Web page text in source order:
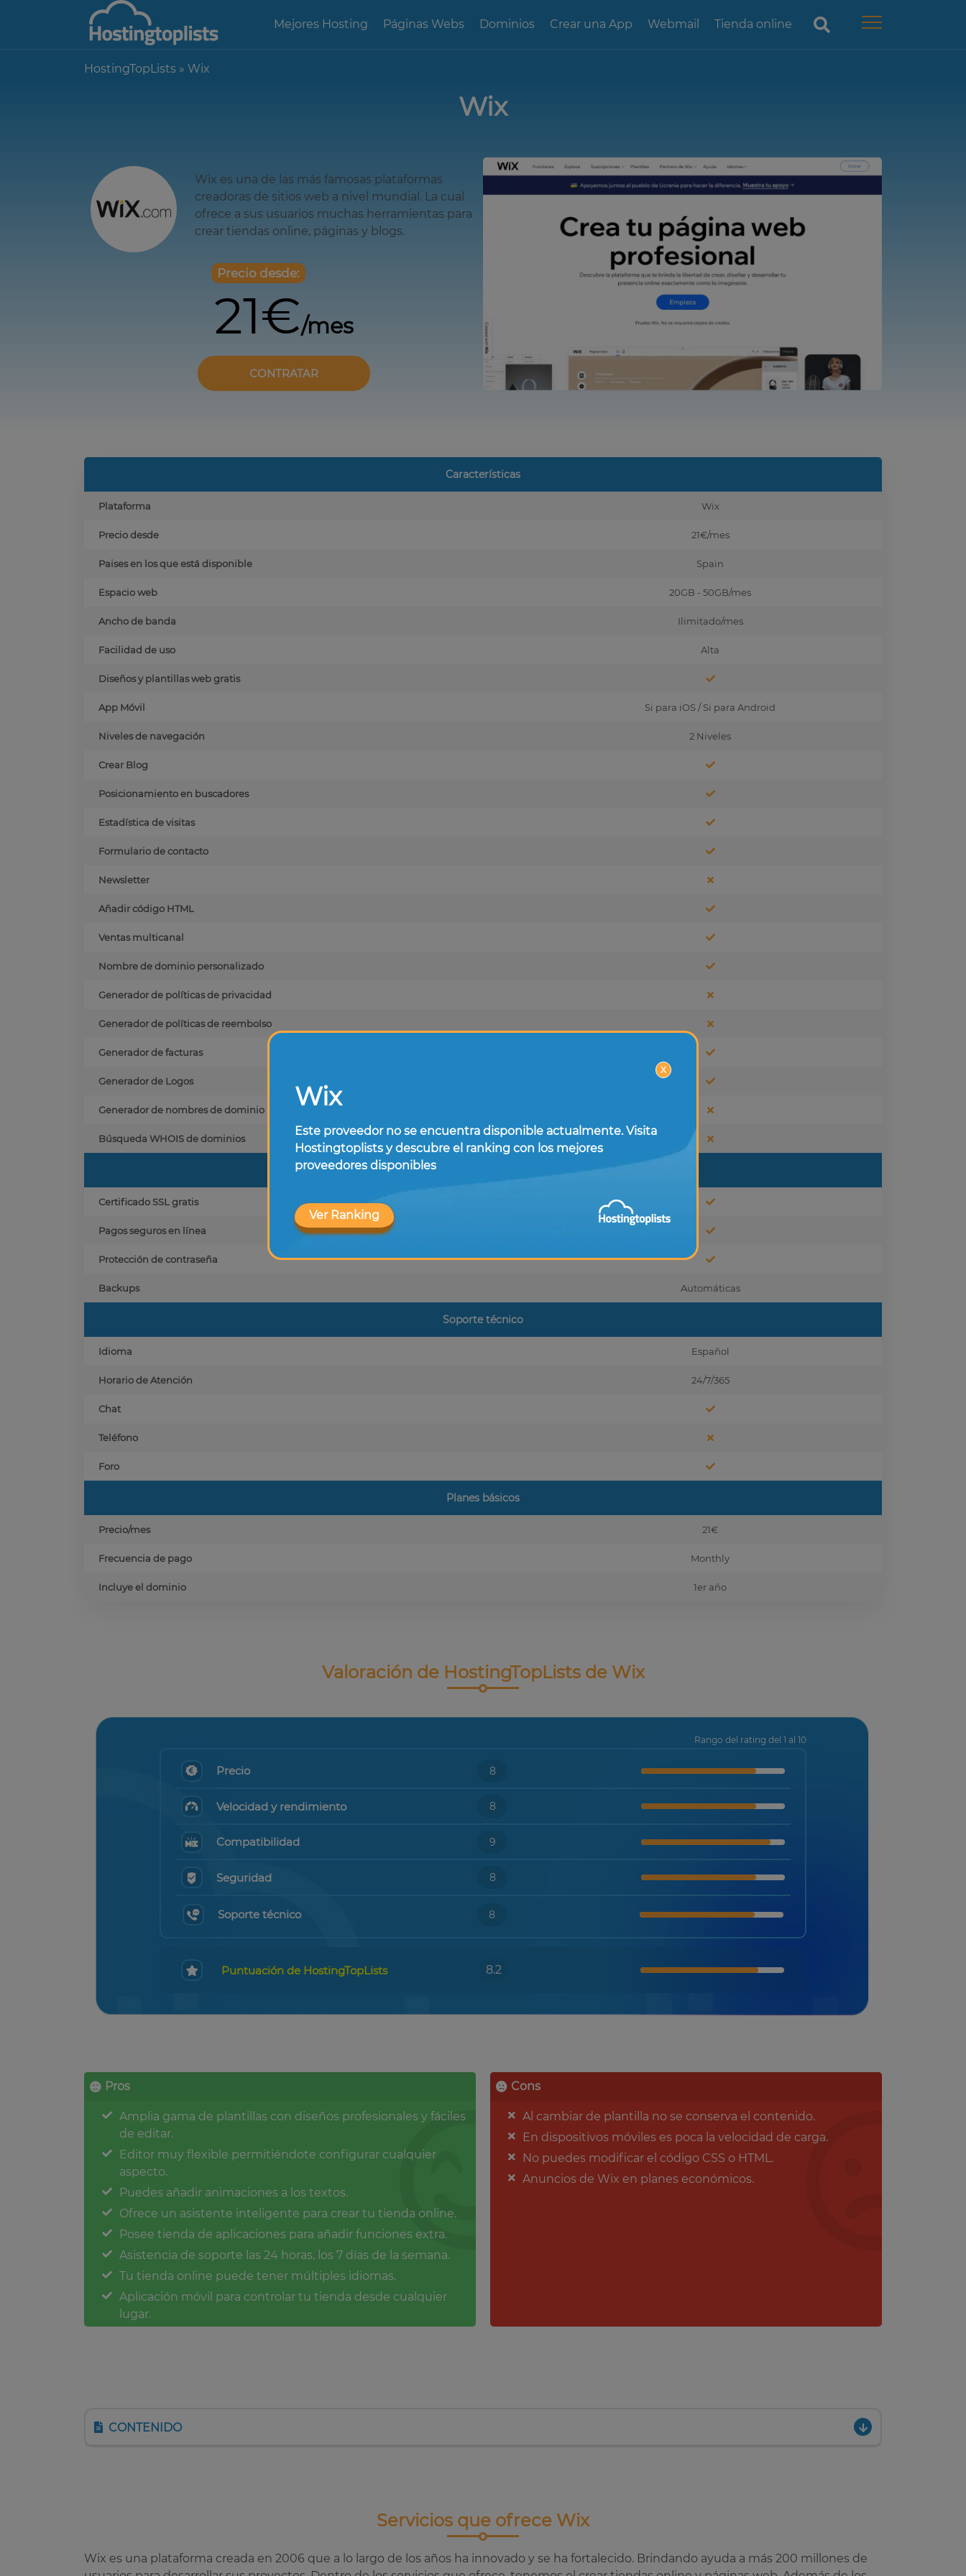
Mejores Hosting Páginas Webs Dominios Crear una App Webmail Tienda online
HostingTopLists » Wix
X
Wix
Este proveedor no se encuentra disponible actualmente. Visita
Hostingtoplists y descubre el ranking con los mejores
proveedores disponibles
Ver Ranking
Wix
Wix es una de las más famosas plataformas
creadoras de sitios web a nivel mundial. La cual
ofrece a sus usuarios muchas herramientas para
crear tiendas online, páginas y blogs.
Precio desde:
21€/mes
CONTRATAR
Características
Plataforma Wix
Precio desde 21€/mes
Paises en los que está disponible Spain
Espacio web 20GB - 50GB/mes
Ancho de banda Ilimitado/mes
Facilidad de uso Alta
Diseños y plantillas web gratis
App Móvil Si para iOS / Si para Android
Niveles de navegación 2 Niveles
Crear Blog
Posicionamiento en buscadores
Estadística de visitas
Formulario de contacto
Newsletter
Añadir código HTML
Ventas multicanal
Nombre de dominio personalizado
Generador de políticas de privacidad
Generador de políticas de reembolso
Generador de facturas
Generador de Logos
Generador de nombres de dominio
Búsqueda WHOIS de dominios
Certificado SSL gratis
Pagos seguros en línea
Protección de contraseña
Backups Automáticas
Soporte técnico
Idioma Español
Horario de Atención 24/7/365
Chat
Teléfono
Foro
Planes básicos
Precio/mes 21€
Frecuencia de pago Monthly
Incluye el dominio 1er año
Valoración de HostingTopLists de Wix
Rango del rating del 1 al 10
Precio 8
Velocidad y rendimiento 8
Compatibilidad 9
Seguridad 8
Soporte técnico 8
Puntuación de HostingTopLists 8.2
Pros
Amplia gama de plantillas con diseños profesionales y fáciles
de editar.
Editor muy flexible permitiéndote configurar cualquier
aspecto.
Puedes añadir animaciones a los textos.
Ofrece un asistente inteligente para crear tu tienda online.
Posee tienda de aplicaciones para añadir funciones extra.
Asistencia de soporte las 24 horas, los 7 días de la semana.
Tu tienda online puede tener múltiples idiomas.
Aplicación móvil para controlar tu tienda desde cualquier
lugar.
Cons
Al cambiar de plantilla no se conserva el contenido.
En dispositivos móviles es poca la velocidad de carga.
No puedes modificar el código CSS o HTML.
Anuncios de Wix en planes económicos.
CONTENIDO
Servicios que ofrece Wix
Wix es una plataforma creada en 2006 que a lo largo de los años ha innovado y se ha fortalecido. Brindando ayuda a más 200 millones de